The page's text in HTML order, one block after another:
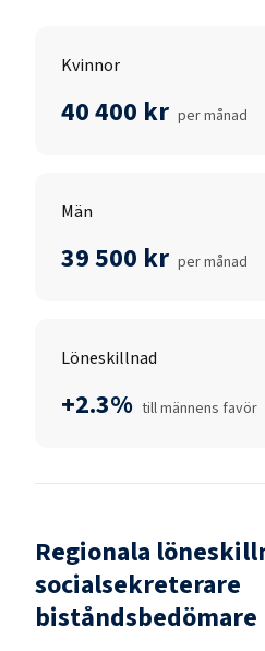
Kvinnor
40 400 kr per månad
Män
39 500 kr per månad
Löneskillnad
+2.3% till männens favör
Regionala
socialsekreterare
biståndsbedömare